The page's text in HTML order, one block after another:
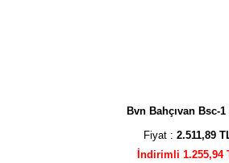
Bvn Bahçıvan Bsc-1
Fiyat :2.511,89
İndirimli 1.255,94